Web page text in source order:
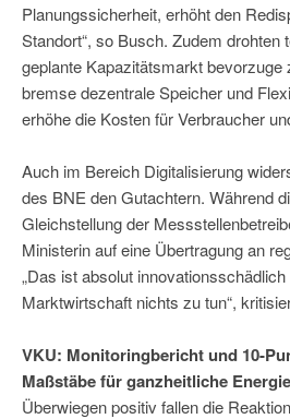
Planungssicherheit, erhöht den
Standort“, so Busch. Zudem drohten
geplante Kapazitätsmarkt
bremse dezentrale Speicher und
erhöhe die Kosten für Verbraucher
Auch im Bereich Digitalisierung
des BNE den Gutachtern. Während
Gleichstellung der
Ministerin auf eine Übertragung an
„Das ist absolut
Marktwirtschaft nichts zu tun“,
VKU: Monitoringbericht und 10-
Maßstäbe für ganzheitliche
Überwiegen positiv fallen die